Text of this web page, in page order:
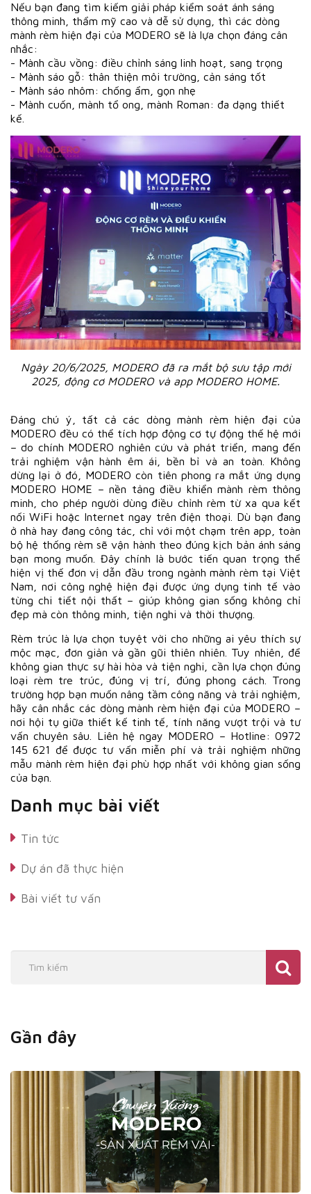
Nếu bạn đang tìm kiếm giải pháp kiểm soát ánh sáng
thông minh, thẩm mỹ cao và dễ sử dụng, thì các dòng
mành rèm hiện đại của MODERO sẽ là lựa chọn đáng cân
nhắc:
- Mành cầu vồng: điều chỉnh sáng linh hoạt, sang trọng
- Mành sáo gỗ: thân thiện môi trường, cản sáng tốt
- Mành sáo nhôm: chống ẩm, gọn nhẹ
- Mành cuốn, mành tổ ong, mành Roman: đa dạng thiết
kế.
Ngày 20/6/2025, MODERO đã ra mắt bộ sưu tập mới
2025, động cơ MODERO và app MODERO HOME.
Đáng chú ý, tất cả các dòng mành rèm hiện đại của
MODERO đều có thể tích hợp động cơ tự động thế hệ mới
– do chính MODERO nghiên cứu và phát triển, mang đến
trải nghiệm vận hành êm ái, bền bỉ và an toàn. Không
dừng lại ở đó, MODERO còn tiên phong ra mắt ứng dụng
MODERO HOME – nền tảng điều khiển mành rèm thông
minh, cho phép người dùng điều chỉnh rèm từ xa qua kết
nối WiFi hoặc Internet ngay trên điện thoại. Dù bạn đang
ở nhà hay đang công tác, chỉ với một chạm trên app, toàn
bộ hệ thống rèm sẽ vận hành theo đúng kịch bản ánh sáng
bạn mong muốn. Đây chính là bước tiến quan trọng thể
hiện vị thế đơn vị dẫn đầu trong ngành mành rèm tại Việt
Nam, nơi công nghệ hiện đại được ứng dụng tinh tế vào
từng chi tiết nội thất – giúp không gian sống không chỉ
đẹp mà còn thông minh, tiện nghi và thời thượng.
Rèm trúc là lựa chọn tuyệt vời cho những ai yêu thích sự
mộc mạc, đơn giản và gần gũi thiên nhiên. Tuy nhiên, để
không gian thực sự hài hòa và tiện nghi, cần lựa chọn đúng
loại rèm tre trúc, đúng vị trí, đúng phong cách. Trong
trường hợp bạn muốn nâng tầm công năng và trải nghiệm,
hãy cân nhắc các dòng mành rèm hiện đại của MODERO –
nơi hội tụ giữa thiết kế tinh tế, tính năng vượt trội và tư
vấn chuyên sâu. Liên hệ ngay MODERO – Hotline: 0972
145 621 để được tư vấn miễn phí và trải nghiệm những
mẫu mành rèm hiện đại phù hợp nhất với không gian sống
của bạn.
Danh mục bài viết
Tin tức
Dự án đã thực hiện
Bài viết tư vấn
Gần đây